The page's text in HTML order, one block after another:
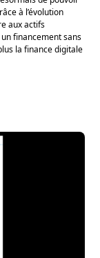
à l’évolution
aux actifs
financement sans
la finance digitale